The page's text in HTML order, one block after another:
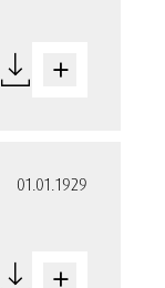
01.01.1929